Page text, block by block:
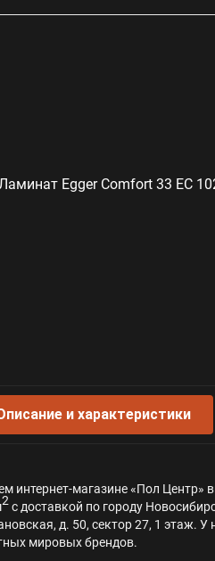
и характеристики
интернет-магазине «Пол Центр»
2с доставкой по городу
д. 50, сектор 27, 1 этаж.
мировых брендов.